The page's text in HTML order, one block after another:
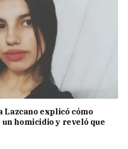
Lazcano explicó cómo
homicidio y reveló que